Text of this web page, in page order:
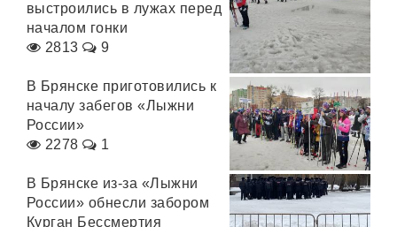
выстроились в лужах перед
началом гонки
2813
9
В Брянске приготовились к
началу забегов «Лыжни
России»
2278
1
В Брянске из-за «Лыжни
России» обнесли забором
Курган Бессмертия